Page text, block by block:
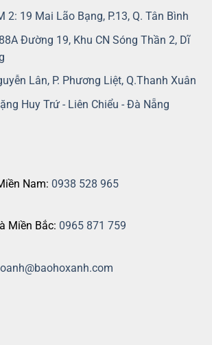
2: 19 Mai Lão Bạng, P.13, Q. Tân Bình
Đường 19, Khu CN Sóng Thần 2, Dĩ
Lân, P. Phương Liệt, Q.Thanh Xuân
Huy Trứ - Liên Chiểu - Đà Nẵng
Nam: 0938 528 965
Miền Bắc: 0965 871 759